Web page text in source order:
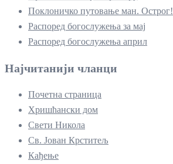
Поклоничко путовање ман. Острог!
Распоред богослужења за мај
Распоред богослужења април
Најчитанији чланци
Почетна страница
Хришћански дом
Свети Никола
Св. Јован Крститељ
Кађење